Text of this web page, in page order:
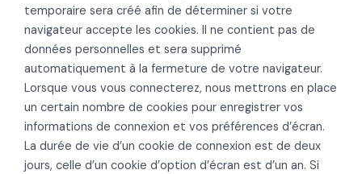
temporaire sera créé afin de déterminer si votre
navigateur accepte les cookies. Il ne contient pas de
données personnelles et sera supprimé
automatiquement à la fermeture de votre navigateur.
Lorsque vous vous connecterez, nous mettrons en place
un certain nombre de cookies pour enregistrer vos
informations de connexion et vos préférences d’écran.
La durée de vie d’un cookie de connexion est de deux
jours, celle d’un cookie d’option d’écran est d’un an. Si